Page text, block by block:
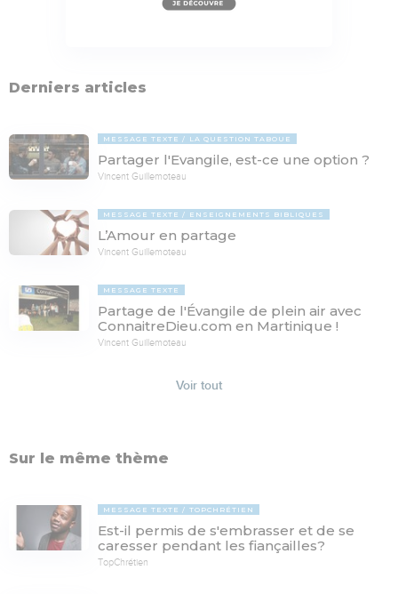
Derniers articles
MESSAGE TEXTE LA QUESTION TABOUE
Partager l'Evangile, est-ce une option ?
Vincent Guillemoteau
MESSAGE TEXTE ENSEIGNEMENTS BIBLIQUES
L’Amour en partage
Vincent Guillemoteau
MESSAGE TEXTE
Partage de l'Évangile de plein air avec
ConnaitreDieu.com en Martinique !
Vincent Guillemoteau
Voir tout
Sur le même thème
MESSAGE TEXTE TOPCHRÉTIEN
Est-il permis de s'embrasser et de se
caresser pendant les fiançailles?
TopChrétien